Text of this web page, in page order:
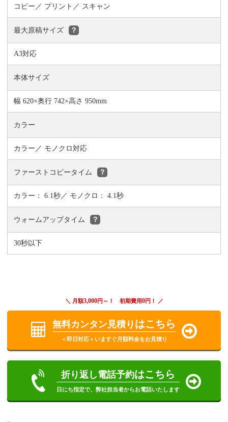
コピー プリント スキャン
最大原稿サイズ ？
A3対応
本体サイズ
幅 620×奥行 742×高さ 950mm
カラー
カラー／ モノクロ対応
ファーストコピータイム ？
カラー： 6.1秒／ モノクロ： 4.1秒
ウォームアップタイム ？
30秒以下
＼ 月額3,000円～！ 初期費用0円！ ／
無料カンタン見積り はこちら
＜即日対応＞いますぐ月額料金をお見積り
折り返し電話予約はこちら
日にち指定で、弊社担当者からお電話いたします